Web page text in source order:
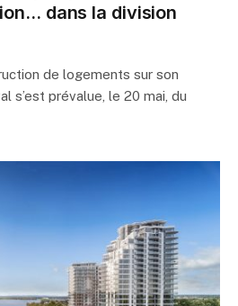
dans la division
de logements sur son
s’est prévalue, le 20 mai, du